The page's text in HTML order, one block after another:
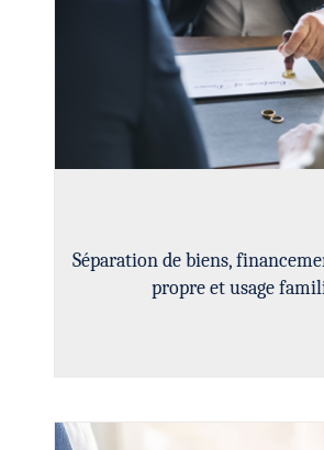
Séparation de biens,
propre et usage